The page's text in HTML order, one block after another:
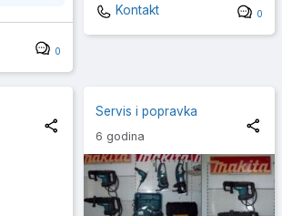
0
Kontakt 0
Servis i popravka
6 godina